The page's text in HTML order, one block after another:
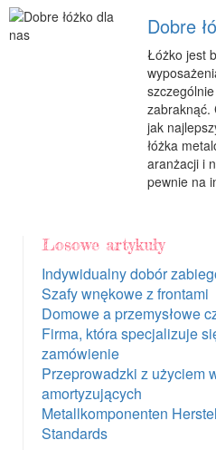
Dobre
Łóżko jest
zabraknąć.
jak
łóżka
aranżacji i
pewnie na
Losowe artykuły
Indywidualny dobór
Szafy wnękowe z frontami
Domowe a przemysłowe
Firma, która specjalizuje
zamówienie
Przeprowadzki z użyciem
amortyzujących
Metallkomponenten
Standards